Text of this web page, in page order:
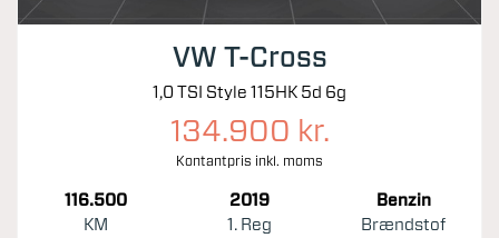
VW T-Cross
1,0 TSI Style 115HK 5d 6g
134.900 kr.
Kontantpris inkl. moms
116.500
KM
2019
1. Reg
Benzin
Brændstof